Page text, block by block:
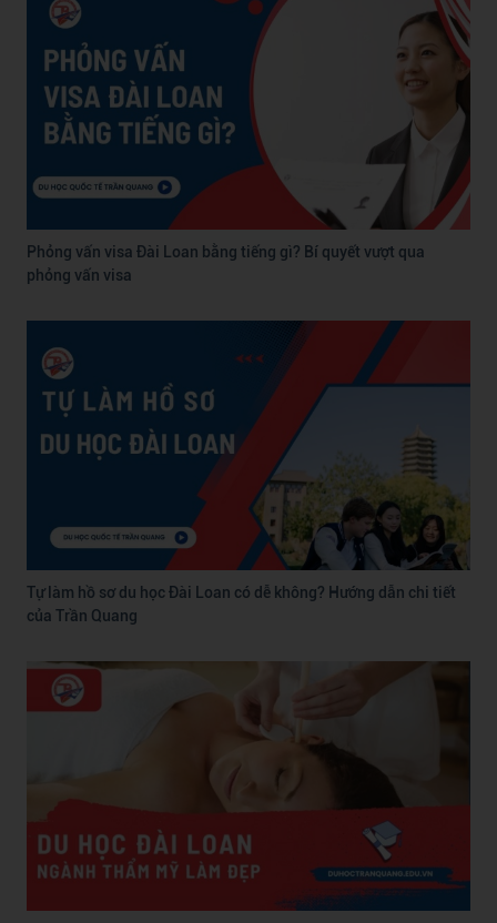
Phỏng vấn visa Đài Loan bằng tiếng gì? Bí quyết vượt qua
phỏng vấn visa
Tự làm hồ sơ du học Đài Loan có dễ không? Hướng dẫn chi tiết
của Trần Quang